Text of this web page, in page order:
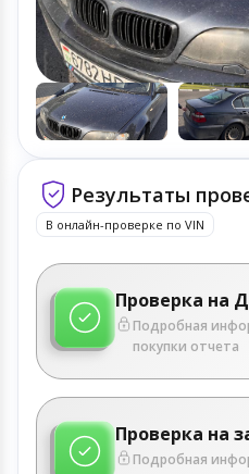
Результаты
В онлайн-проверке по VIN
Проверка на
Подробная
покупки отчета
Проверка на
Подробная